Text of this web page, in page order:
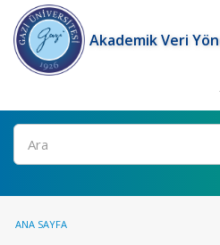
Akademik Veri
Ara
ANA SAYFA